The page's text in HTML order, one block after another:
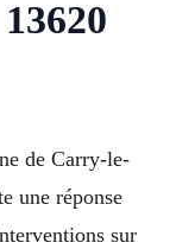
de Carry-le-
une réponse
sur